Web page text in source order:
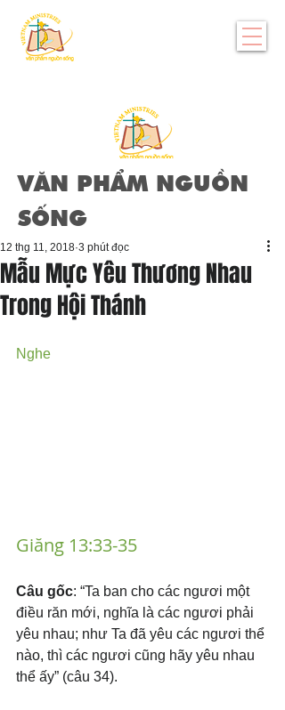
VĂN PHẨM NGUỒN
SỐNG
Mẫu Mực Yêu Thương Nhau
Trong Hội Thánh
12 thg 11, 2018 3 phút đọc
Nghe
Giăng 13:33-35
Câu gốc: “Ta ban cho các ngươi một
điều răn mới, nghĩa là các ngươi phải
yêu nhau; như Ta đã yêu các ngươi thể
nào, thì các ngươi cũng hãy yêu nhau
thể ấy” (câu 34).